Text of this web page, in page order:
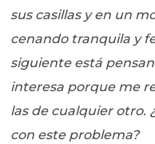
sus casillas y en un
cenando tranquila y
siguiente está
interesa porque me
las de cualquier otro.
con este problema?